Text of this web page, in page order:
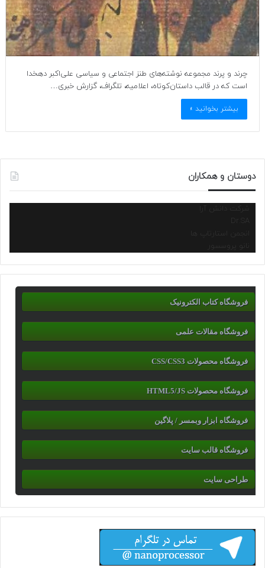
چرند و پرند مجموعه نوشته‌های طنز اجتماعی و سیاسی علی‌اکبر دهخدا
است که در قالب داستان‌کوتاه، اعلامیه، تلگراف، گزارش خبری…
بیشتر بخوانید »
دوستان و همکاران
شرکت دانش آرا
انجمن استارتاپ ها
نانو پروسسور
فروشگاه کتاب الکترونیک
فروشگاه مقالات علمی
فروشگاه محصولات CSS/CSS3
فروشگاه محصولات HTML5/JS
فروشگاه ابزار وبمسر / پلاگین
فروشگاه قالب سایت
طراحی سایت